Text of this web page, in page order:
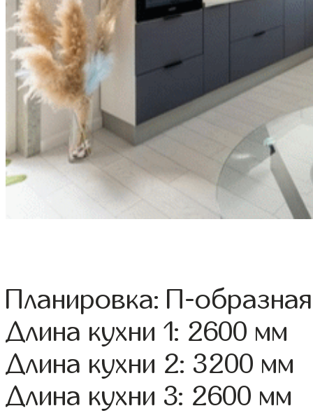
Планировка: П-образная
Длина кухни 1: 2600 мм
Длина кухни 2: 3200 мм
Длина кухни 3: 2600 мм